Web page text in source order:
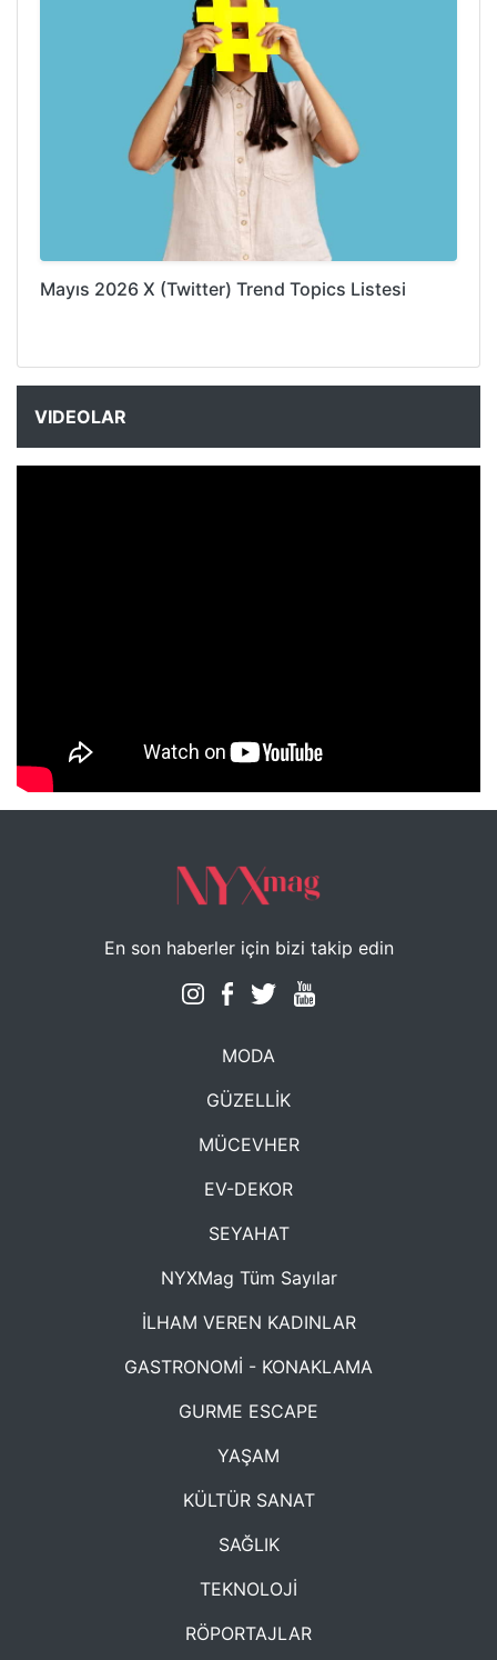
Mayıs 2026 X (Twitter) Trend Topics Listesi
VIDEOLAR
NYXmag 2. Yaş Kutlama Etkinliği
En son haberler için bizi takip edin
MODA
GÜZELLİK
MÜCEVHER
EV-DEKOR
SEYAHAT
NYXMag Tüm Sayılar
İLHAM VEREN KADINLAR
GASTRONOMİ - KONAKLAMA
GURME ESCAPE
YAŞAM
KÜLTÜR SANAT
SAĞLIK
TEKNOLOJİ
RÖPORTAJLAR